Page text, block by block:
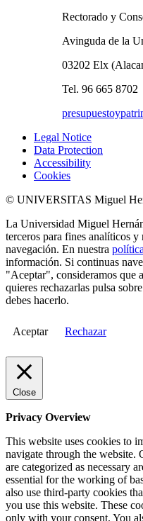
Rectorado y
Avinguda de la
03202 Elx
Tel. 96 665 8702
Legal Notice
Data Protection
Accessibility
Cookies
© UNIVERSITAS Miguel
La Universidad Miguel
terceros para fines analíticos y
navegación. En nuestra
información. Si continuas
"Aceptar", consideramos que
quieres rechazarlas pulsa
debes hacerlo.
Aceptar Rechazar
Close
Privacy Overview
This website uses cookies to
navigate through the website.
are categorized as necessary
essential for the working of
also use third-party cookies
you use this website. These
only with your consent. You